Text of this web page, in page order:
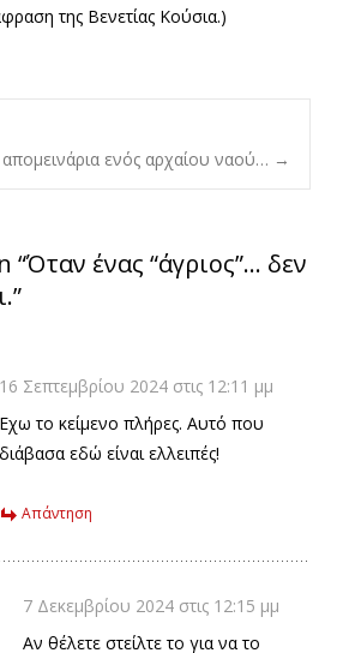
της Βενετίας Κούσια.)
ενός αρχαίου ναού… →
“Όταν ένας “άγριος”… δεν
”
16 Σεπτεμβρίου 2024 στις 12:11 μμ
Εχω το κείμενο πλήρες. Αυτό που
διάβασα εδώ είναι ελλειπές!
Απάντηση
7 Δεκεμβρίου 2024 στις 12:15 μμ
Αν θέλετε στείλτε το για να το